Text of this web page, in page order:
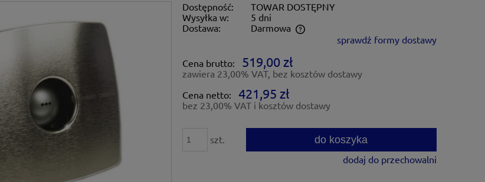
Dostępność:
TOWAR DOSTĘPNY
Wysyłka w:
5 dni
Dostawa:
Darmowa
sprawdź formy dostawy
Cena brutto:
519,00 zł
zawiera 23,00% VAT, bez kosztów dostawy
Cena netto:
421,95 zł
bez 23,00% VAT i kosztów dostawy
szt. do koszyka
dodaj do przechowalni